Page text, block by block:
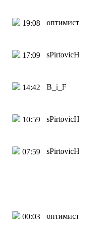
19:08 оптимист
17:09 sPirtovicH
14:42 B_i_F
10:59 sPirtovicH
07:59 sPirtovicH
00:03 оптимист